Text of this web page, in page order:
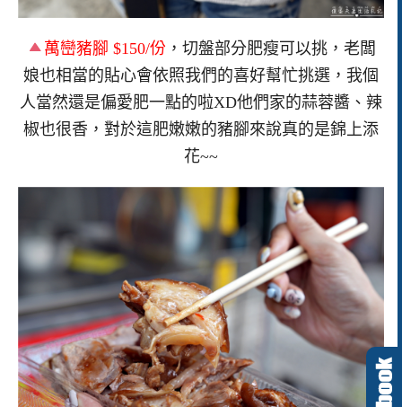
萬巒豬腳 $150/份 ，切盤部分肥瘦可以挑，老闆
娘也相當的貼心會依照我們的喜好幫忙挑選，我個
人當然還是偏愛肥一點的啦XD他們家的蒜蓉醬、辣
椒也很香，對於這肥嫩嫩的豬腳來說真的是錦上添
花~~